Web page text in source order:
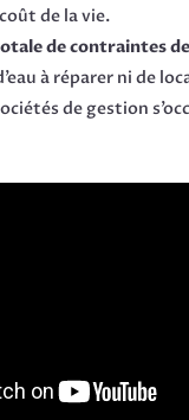
de la vie.
de contraintes
à réparer ni de
de gestion